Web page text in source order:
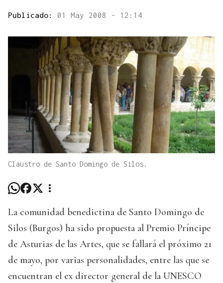
Publicado: 01 May 2008 - 12:14
Claustro de Santo Domingo de Silos.
La comunidad benedictina de Santo Domingo de
Silos (Burgos) ha sido propuesta al Premio Príncipe
de Asturias de las Artes, que se fallará el próximo 21
de mayo, por varias personalidades, entre las que se
encuentran el ex director general de la UNESCO